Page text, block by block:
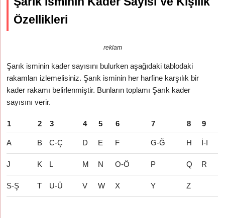
Özellikleri
reklam
Şarık isminin kader sayısını bulurken aşağıdaki tablodaki
rakamları izlemelisiniz. Şarık isminin her harfine karşılık bir
kader rakamı belirlenmiştir. Bunların toplamı Şarık kader
sayısını verir.
1 2 3 4 5 6 7 8 9
A B C-Ç D E F G-Ğ H İ-I
J K L M N O-Ö P Q R
S-Ş T U-Ü V W X Y Z